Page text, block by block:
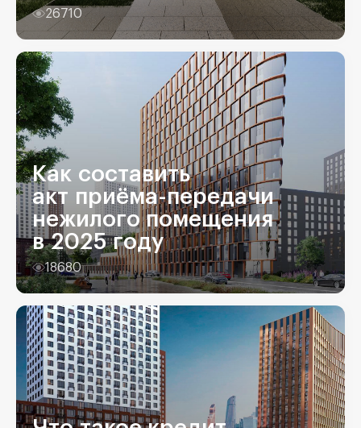
26710
Как составить
акт приёма-передачи
нежилого помещения
в 2025 году
18680